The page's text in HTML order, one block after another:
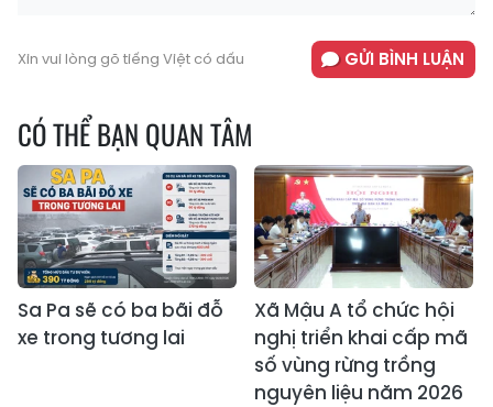
Xin vui lòng gõ tiếng Việt có dấu GỬI BÌNH LUẬN
CÓ THỂ BẠN QUAN TÂM
Sa Pa sẽ có ba bãi đỗ
xe trong tương lai
Xã Mậu A tổ chức hội
nghị triển khai cấp mã
số vùng rừng trồng
nguyên liệu năm 2026